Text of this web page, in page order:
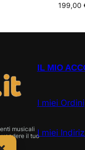
199,00
musicali
vendere il tuo
IL MIO
I miei Ordini
I miei